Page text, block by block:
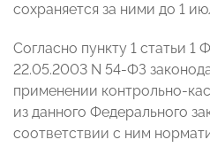
сохраняется за ними до 1
Согласно пункту 1 статьи 1
22.05.2003 N 54-ФЗ
применении контрольно-
из данного Федерального
соответствии с ним